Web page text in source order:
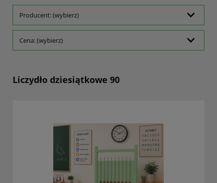
Producent: (wybierz)
Cena: (wybierz)
Liczydło dziesiątkowe 90